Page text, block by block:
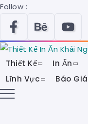
Follow :
Thiết Kế In Ấn
Lĩnh Vực
Báo Giá